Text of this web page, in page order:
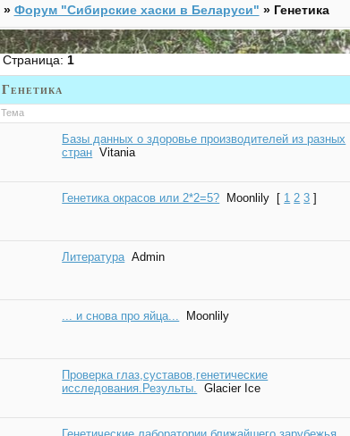
» Форум "Cибирские хаски в Беларуси" » Генетика
Генетика
Страница: 1
Тема
Базы данных о здоровье производителей из разных
стран Vitania
Генетика окрасов или 2*2=5? Moonlily [ 1 2 3 ]
Литература Admin
... и снова про яйца...
Moonlily
Проверка глаз,суставов,генетические
исследования.Результы.
Glacier Ice